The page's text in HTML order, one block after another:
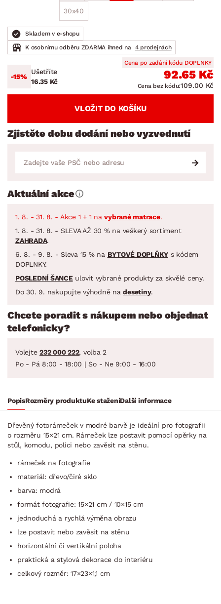
30x40
Skladem v e-shopu
K osobnímu odběru ZDARMA ihned na
4 prodejnách
-15%
Ušetříte
16.35 Kč
Cena po zadání kódu DOPLNKY
92.65 Kč
Cena bez kódu:109.00 Kč
VLOŽIT DO KOŠÍKU
Zjistěte dobu dodání nebo vyzvednutí
Aktuální akce
1. 8. - 31. 8. - Akce 1 + 1 navybrané matrace.
1. 8. - 31. 8. - SLEVA AŽ 30 % na veškerý sortiment
ZAHRADA.
6. 8. - 9. 8. - Sleva 15 % na BYTOVÉ DOPLŇKY s kódem
DOPLNKY.
POSLEDNÍ ŠANCEulovit vybrané produkty za skvělé ceny.
Do 30. 9. nakupujte výhodně nadesetiny.
Chcete poradit s nákupem nebo objednat
telefonicky?
Volejte 232 000 222, volba 2
Po - Pá 8:00 - 18:00 | So - Ne 9:00 - 16:00
PopisRozměry produktuKe staženíDalší informace
Dřevěný fotorámeček v modré barvě je ideální pro fotografii
o rozměru 15×21 cm. Rámeček lze postavit pomocí opěrky na
stůl, komodu, polici nebo zavěsit na stěnu.
rámeček na fotografie
materiál: dřevo/čiré sklo
barva: modrá
formát fotografie: 15×21 cm / 10×15 cm
jednoduchá a rychlá výměna obrazu
lze postavit nebo zavěsit na stěnu
horizontální či vertikální poloha
praktická a stylová dekorace do interiéru
celkový rozměr: 17×23×1,1 cm